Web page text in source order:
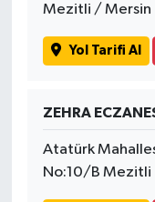
Mezitli / Mersin
Yol Tarifi Al
ZEHRA
Atatürk
No:10/B Mezitli